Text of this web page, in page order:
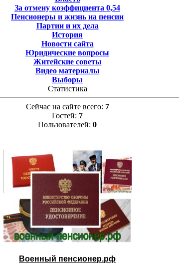
За отмену коэффициента 0,54
Пенсионеры и жизнь на пенсии
Партии и их дела
История
Новости сайта
Юридические вопросы
Житейские советы
Видео материалы
Выборы
Статистика
Сейчас на сайте всего: 7
Гостей: 7
Пользователей: 0
Военный пенсионер.рф